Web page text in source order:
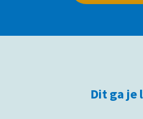
Dit ga je